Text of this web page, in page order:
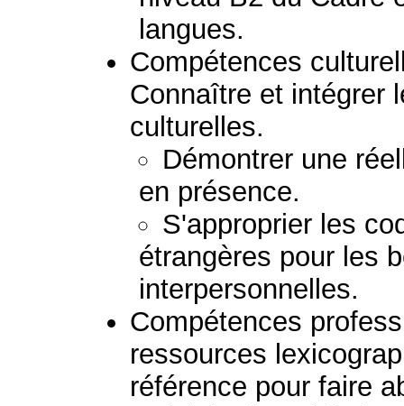
langues.
Compétences
Connaître et intégrer
culturelles.
Démontrer une
en présence.
S'approprier les
étrangères pour les
interpersonnelles.
Compétences
ressources
référence pour faire